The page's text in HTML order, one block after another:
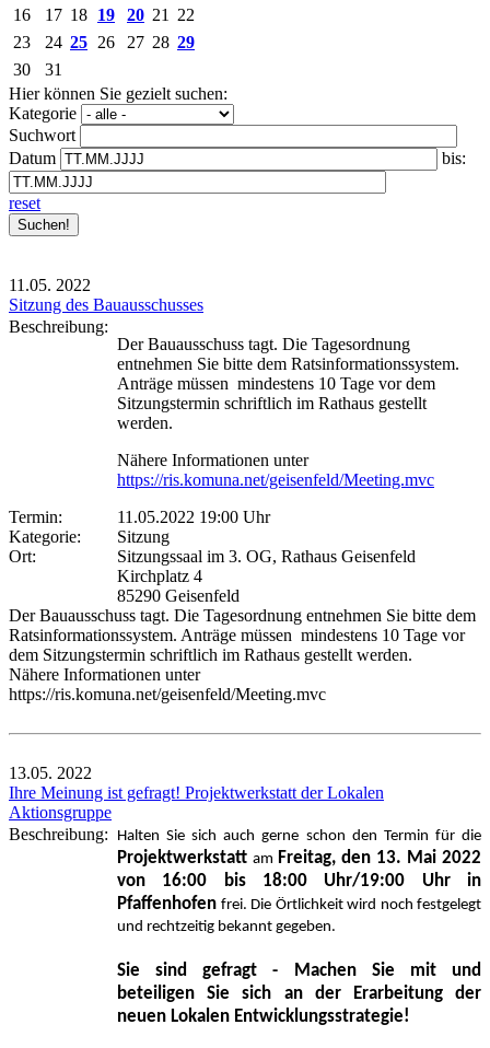
16
17 18 19 20 21
22
23
24 25 26 27 28 29
30
31
Hier können Sie gezielt suchen:
Kategorie
Suchwort
Datum
bis:
reset
11.05. 2022
Sitzung des Bauausschusses
Beschreibung:
Der Bauausschuss tagt. Die Tagesordnung
entnehmen Sie bitte dem Ratsinformationssystem.
Anträge müssen mindestens 10 Tage vor dem
Sitzungstermin schriftlich im Rathaus gestellt
werden.
Nähere Informationen unter
https://ris.komuna.net/geisenfeld/Meeting.mvc
Termin:
11.05.2022 19:00 Uhr
Kategorie:
Sitzung
Ort:
Sitzungssaal im 3. OG, Rathaus Geisenfeld
Kirchplatz 4
85290 Geisenfeld
Der Bauausschuss tagt. Die Tagesordnung entnehmen Sie bitte dem
Ratsinformationssystem. Anträge müssen mindestens 10 Tage vor
dem Sitzungstermin schriftlich im Rathaus gestellt werden.
Nähere Informationen unter
https://ris.komuna.net/geisenfeld/Meeting.mvc
13.05. 2022
Ihre Meinung ist gefragt! Projektwerkstatt der Lokalen
Aktionsgruppe
Beschreibung:
Halten Sie sich auch gerne schon den Termin für die
Projektwerkstatt am Freitag, den 13. Mai 2022
von 16:00 bis 18:00 Uhr/19:00 Uhr in
Pfaffenhofen frei. Die Örtlichkeit wird noch festgelegt
und rechtzeitig bekannt gegeben.
Sie sind gefragt - Machen Sie mit und
beteiligen Sie sich an der Erarbeitung der
neuen Lokalen Entwicklungsstrategie!